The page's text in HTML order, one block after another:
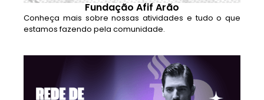
Fundação Afif Arão
Conheça mais sobre nossas atividades e tudo o que
estamos fazendo pela comunidade.